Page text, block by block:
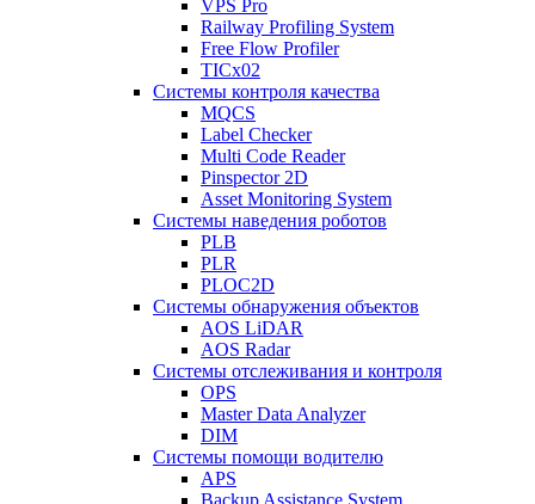
VPS Pro
Railway Profiling System
Free Flow Profiler
TICx02
Системы контроля качества
MQCS
Label Checker
Multi Code Reader
Pinspector 2D
Asset Monitoring System
Системы наведения роботов
PLB
PLR
PLOC2D
Системы обнаружения объектов
AOS LiDAR
AOS Radar
Системы отслеживания и контроля
OPS
Master Data Analyzer
DIM
Системы помощи водителю
APS
Backup Assistance System